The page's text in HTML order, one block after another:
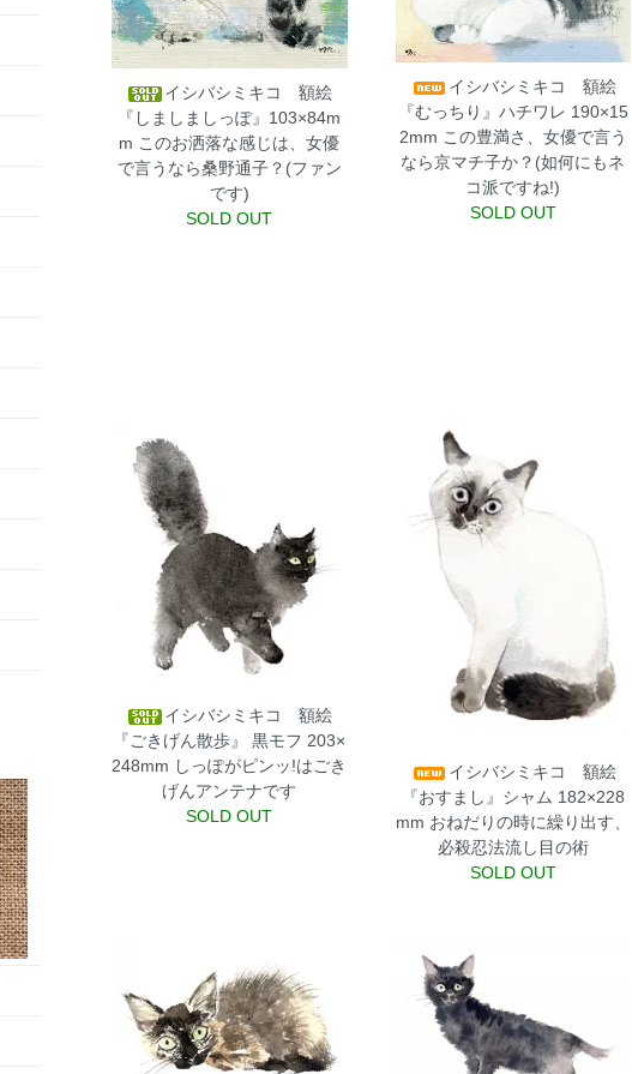
イシバシミキコ 額絵
『しましましっぽ』103×84m
m このお洒落な感じは、女優
で言うなら桑野通子？(ファン
です)
SOLD OUT
イシバシミキコ 額絵
『むっちり』ハチワレ 190×15
2mm この豊満さ、女優で言う
なら京マチ子か？(如何にもネ
コ派ですね!)
SOLD OUT
イシバシミキコ 額絵
『ごきげん散歩』 黒モフ 203×
248mm しっぽがピンッ!はごき
げんアンテナです
SOLD OUT
イシバシミキコ 額絵
『おすまし』シャム 182×228
mm おねだりの時に繰り出す、
必殺忍法流し目の術
SOLD OUT